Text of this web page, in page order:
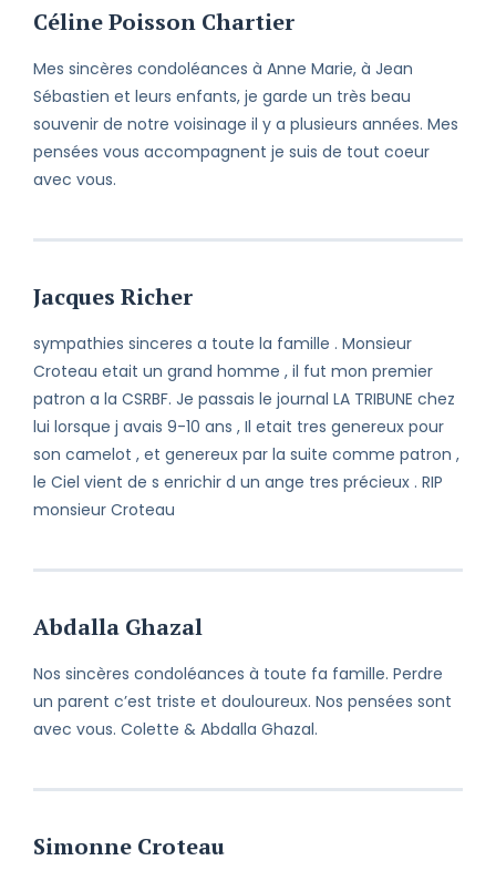
Céline Poisson Chartier
Mes sincères condoléances à Anne Marie, à Jean
Sébastien et leurs enfants, je garde un très beau
souvenir de notre voisinage il y a plusieurs années. Mes
pensées vous accompagnent je suis de tout coeur
avec vous.
Jacques Richer
sympathies sinceres a toute la famille . Monsieur
Croteau etait un grand homme , il fut mon premier
patron a la CSRBF. Je passais le journal LA TRIBUNE chez
lui lorsque j avais 9-10 ans , Il etait tres genereux pour
son camelot , et genereux par la suite comme patron ,
le Ciel vient de s enrichir d un ange tres précieux . RIP
monsieur Croteau
Abdalla Ghazal
Nos sincères condoléances à toute fa famille. Perdre
un parent c’est triste et douloureux. Nos pensées sont
avec vous. Colette & Abdalla Ghazal.
Simonne Croteau